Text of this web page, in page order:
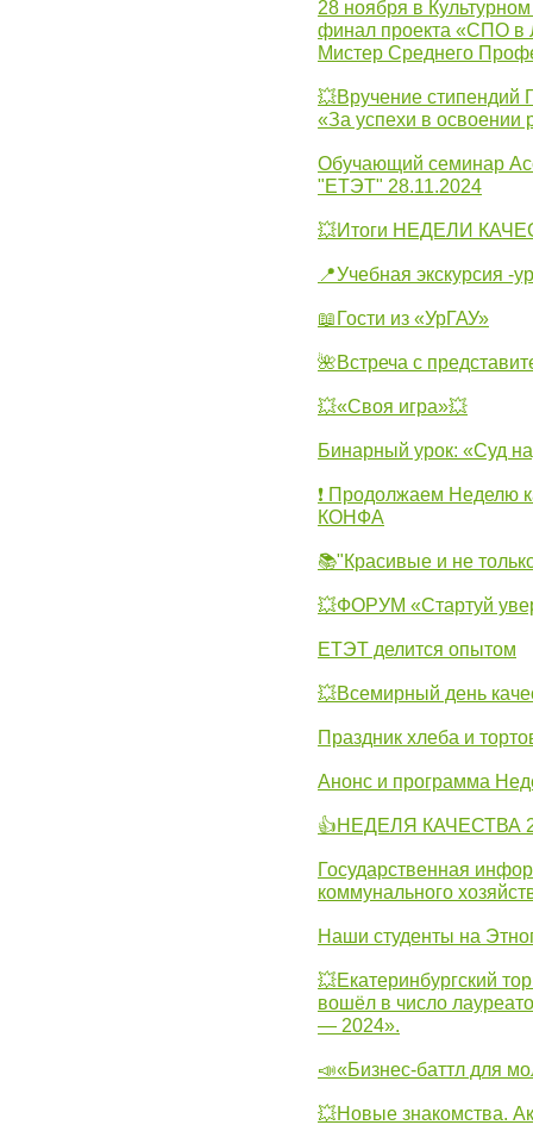
28 ноября в
финал проекта «СПО в
Мистер Среднего
💥Вручение стипендий
«За успехи в освоении
Обучающий семинар
"ЕТЭТ" 28.11.2024
💥Итоги НЕДЕЛИ
📍Учебная экскурсия -
📖Гости из «УрГАУ»
🌺Встреча с
💥«Своя игра»💥
Бинарный урок: «Суд
❗ Продолжаем Неделю
КОНФА
📚"Красивые и не
💥ФОРУМ «Стартуй
ЕТЭТ делится опытом
💥Всемирный день
Праздник хлеба и
Анонс и программа
👍НЕДЕЛЯ КАЧЕСТВА
Государственная
коммунального
Наши студенты на
💥Екатеринбургский
вошёл в число
— 2024».
📣«Бизнес-баттл для
💥Новые знакомства.